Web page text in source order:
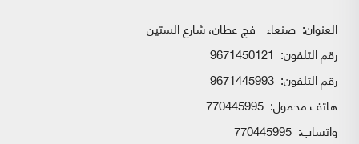
العنوان: صنعاء - فج عطان، شارع الستين
رقم التلفون: 9671450121
رقم التلفون: 9671445993
هاتف محمول: 770445995
واتساب: